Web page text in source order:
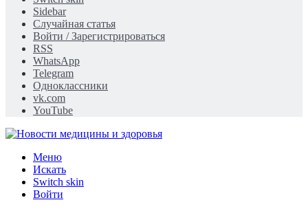
Sidebar
Случайная статья
Войти / Зарегистрироваться
RSS
WhatsApp
Telegram
Одноклассники
vk.com
YouTube
Меню
Искать
Switch skin
Войти